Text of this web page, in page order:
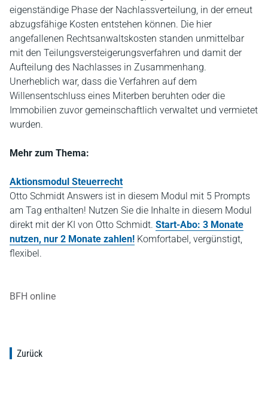
eigenständige Phase der Nachlassverteilung, in der erneut
abzugsfähige Kosten entstehen können. Die hier
angefallenen Rechtsanwaltskosten standen unmittelbar
mit den Teilungsversteigerungsverfahren und damit der
Aufteilung des Nachlasses in Zusammenhang.
Unerheblich war, dass die Verfahren auf dem
Willensentschluss eines Miterben beruhten oder die
Immobilien zuvor gemeinschaftlich verwaltet und vermietet
wurden.
Mehr zum Thema:
Aktionsmodul Steuerrecht
Otto Schmidt Answers ist in diesem Modul mit 5 Prompts
am Tag enthalten! Nutzen Sie die Inhalte in diesem Modul
direkt mit der KI von Otto Schmidt. Start-Abo: 3 Monate
nutzen, nur 2 Monate zahlen! Komfortabel, vergünstigt,
flexibel.
BFH online
Zurück